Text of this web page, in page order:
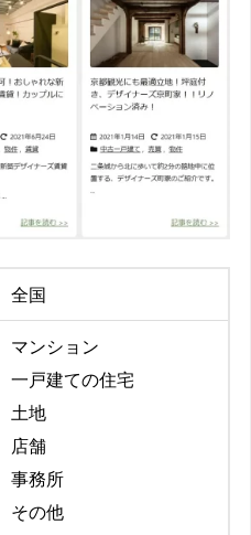
全国
マンション
一戸建ての住宅
土地
店舗
事務所
その他